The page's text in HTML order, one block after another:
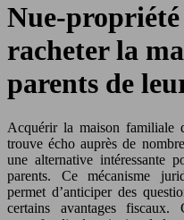
Nue-
racheter la
parents de
Acquérir la maison familiale
trouve écho auprès de
une alternative intéressante
parents. Ce mécanisme
permet d’anticiper des
certains avantages fiscaux.